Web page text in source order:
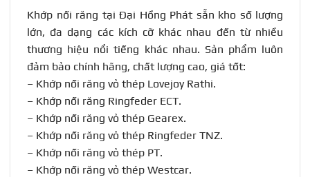
Khớp nối răng tại Đại Hồng Phát sẵn kho số lượng
lớn, đa dạng các kích cỡ khác nhau đến từ nhiều
thương hiệu nổi tiếng khác nhau. Sản phẩm luôn
đảm bảo chính hãng, chất lượng cao, giá tốt:
– Khớp nối răng vỏ thép Lovejoy Rathi.
– Khớp nối răng Ringfeder ECT.
– Khớp nối răng vỏ thép Gearex.
– Khớp nối răng vỏ thép Ringfeder TNZ.
– Khớp nối răng vỏ thép PT.
– Khớp nối răng vỏ thép Westcar.